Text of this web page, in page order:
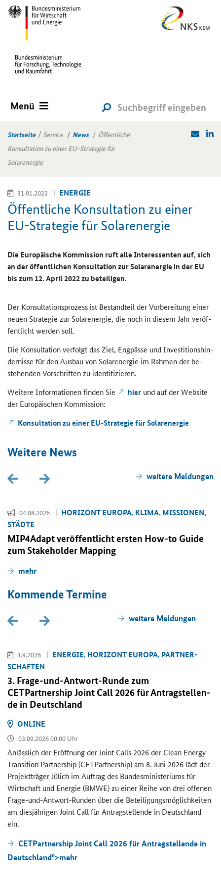
Menü
Startseite Service News
Öffentliche
Konsultation zu einer EU-Strategie für
Solarenergie
31.01.2022 EN­ER­GIE
Öf­fent­li­che Kon­sul­ta­ti­on zu einer
EU-​Strategie für So­lar­ener­gie
Die Eu­ro­päi­sche Kom­mis­si­on ruft alle In­ter­es­sen­ten auf, sich
an der öf­fent­li­chen Kon­sul­ta­ti­on zur So­lar­ener­gie in der EU
bis zum 12. April 2022 zu be­tei­li­gen.
Der Kon­sul­ta­ti­ons­pro­zess ist Be­stand­teil der Vor­be­rei­tung einer
neuen Stra­te­gie zur So­lar­ener­gie, die noch in die­sem Jahr ver­öf­
fent­licht wer­den soll.
Die Kon­sul­ta­ti­on ver­folgt das Ziel, Eng­päs­se und In­ves­ti­ti­ons­hin­
der­nis­se für den Aus­bau von So­lar­ener­gie im Rah­men der be­
stehen­den Vor­schrif­ten zu iden­ti­fi­zie­ren.
Wei­te­re In­for­ma­tio­nen fin­den Sie
hier und auf der Web­site
der Eu­ro­päi­schen Kom­mis­si­on:
Kon­sul­ta­ti­on zu einer EU-​Strategie für So­lar­ener­gie
Wei­te­re News
wei­te­re Mel­dun­gen
04.08.2026
HO­RI­ZONT EU­RO­PA, KLIMA, MIS­SIO­NEN,
STÄD­TE
MIP4Adapt ver­öf­fent­licht ers­ten How-to Guide
zum Stakeholder Mapping
mehr
Kom­men­de Ter­mi­ne
wei­te­re Mel­dun­gen
3.9.2026
EN­ER­GIE, HO­RI­ZONT EU­RO­PA, PART­NER­
SCHAF­TEN
3. Frage-​und-Antwort-Runde zum
CETPartnership Joint Call 2026 für An­trag­stel­len­
de in Deutsch­land
ON­LINE
03.09.2026 00:00 Uhr
An­läss­lich der Er­öff­nung derJoint Calls 2026 der Clean Energy
Transition Partnership (CETPartnership)am 8. Juni 2026 lädt der
Pro­jekt­trä­ger Jü­lich im Auf­trag des Bun­des­mi­nis­te­ri­ums für
Wirt­schaft und En­er­gie (BMWE) zu einer Reihe von drei of­fe­nen
Frage-​und-Antwort-Runden über die Be­tei­li­gungs­mög­lich­kei­ten
am dies­jäh­ri­genJoint Callfür An­trag­stel­len­de in Deutsch­land
ein.
CETPartnership Joint Call 2026 für Antragstellende in
Deutschland">mehr